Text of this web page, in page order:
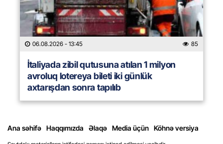
06.08.2026 - 13:45 85
İtaliyada zibil qutusuna atılan 1 milyon
avroluq lotereya bileti iki günlük
axtarışdan sonra tapılıb
Ana səhifə Haqqımızda Əlaqə Media üçün Köhnə versiya